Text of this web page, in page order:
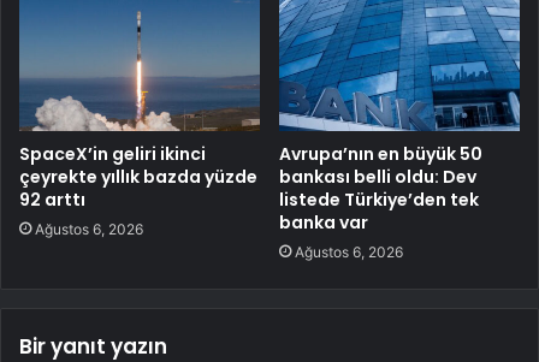
SpaceX’in geliri ikinci
çeyrekte yıllık bazda yüzde
92 arttı
Ağustos 6, 2026
Avrupa’nın en büyük 50
bankası belli oldu: Dev
listede Türkiye’den tek
banka var
Ağustos 6, 2026
Bir yanıt yazın